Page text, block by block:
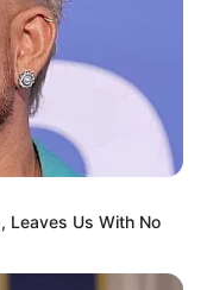
untuk bersama
INDONESIA SURFER
Leaves Us With No